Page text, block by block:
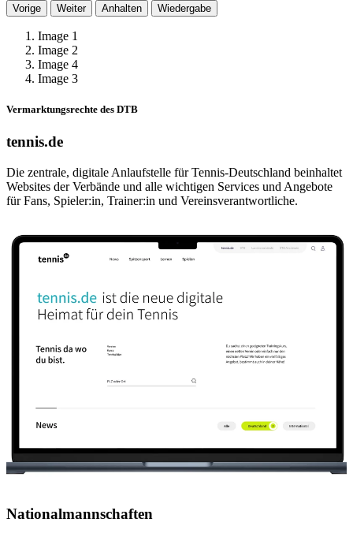
Vorige Weiter Anhalten Wiedergabe
Image 1
Image 2
Image 4
Image 3
Vermarktungsrechte des DTB
tennis.de
Die zentrale, digitale Anlaufstelle für Tennis-Deutschland beinhaltet
Websites der Verbände und alle wichtigen Services und Angebote
für Fans, Spieler:in, Trainer:in und Vereinsverantwortliche.
Nationalmannschaften